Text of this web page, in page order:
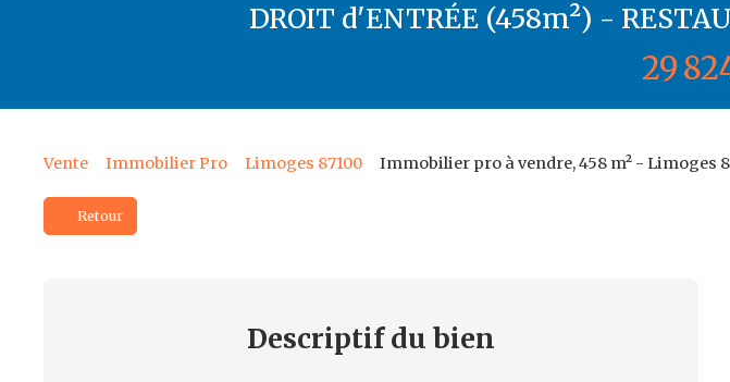
DROIT d'ENTRÉE (458m²) -
29
Vente Immobilier Pro Limoges 87100 Immobilier pro à vendre, 458 m² - Limoges
Retour
Descriptifdu bien